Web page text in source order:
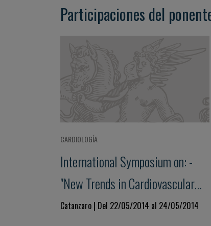
Participaciones del
CARDIOLOGÍA
International Symposium on: -
"New Trends in Cardiovascular
Therapy"
Catanzaro | Del 22/05/2014 al 24/05/2014